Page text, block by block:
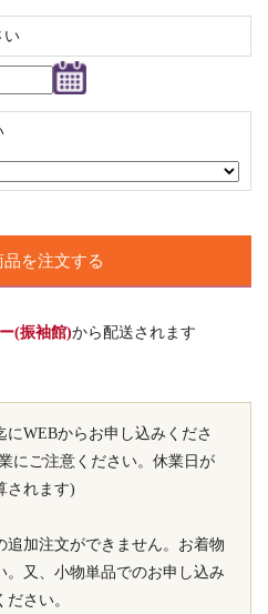
い
品を注文する
(振袖館)から配送されます
WEBからお申し込みくださ
にご注意ください。休業日が
されます)
加注文ができません。お着物
。又、小物単品でのお申し込み
さい。